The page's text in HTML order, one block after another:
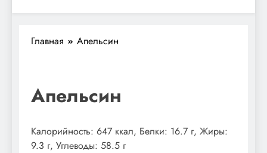
Главная Апельсин
Апельсин
Калорийность: 647 ккал, Белки: 16.7 г, Жиры:
9.3 г, Углеводы: 58.5 г